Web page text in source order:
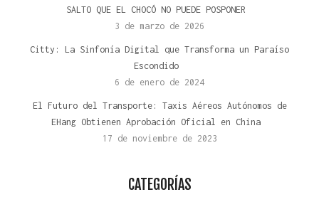
SALTO QUE EL CHOCÓ NO PUEDE POSPONER
3 de marzo de 2026
Citty: La Sinfonía Digital que Transforma un Paraíso
Escondido
6 de enero de 2024
El Futuro del Transporte: Taxis Aéreos Autónomos de
EHang Obtienen Aprobación Oficial en China
17 de noviembre de 2023
CATEGORÍAS